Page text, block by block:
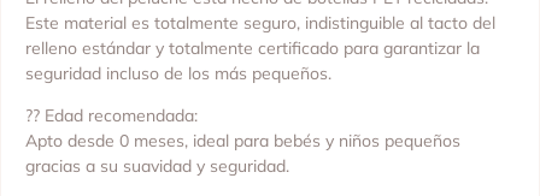
Este material es totalmente seguro, indistinguible al tacto del
relleno estándar y totalmente certificado para garantizar la
seguridad incluso de los más pequeños.
?? Edad recomendada:
Apto desde 0 meses, ideal para bebés y niños pequeños
gracias a su suavidad y seguridad.